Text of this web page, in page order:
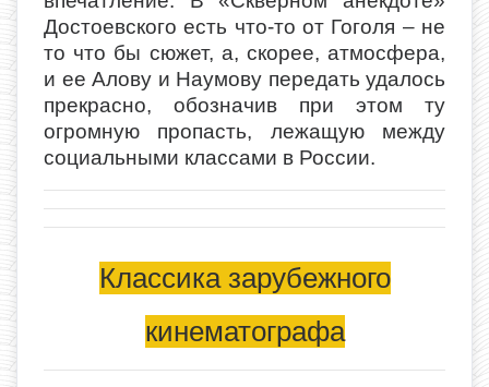
Достоевского есть что-то от Гоголя – не
то что бы сюжет, а, скорее, атмосфера,
и ее Алову и Наумову передать удалось
прекрасно, обозначив при этом ту
огромную пропасть, лежащую между
социальными классами в России.
Классика зарубежного
кинематографа